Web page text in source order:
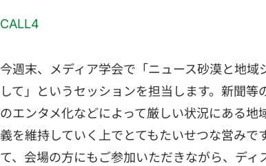
CALL4
今週末、メディア学会で「ニュース砂漠と地
して」というセッションを担当します。新聞
のエンタメ化などによって厳しい状況にある
義を維持していく上でとてもたいせつな営み
て、会場の方にもご参加いただきながら、デ